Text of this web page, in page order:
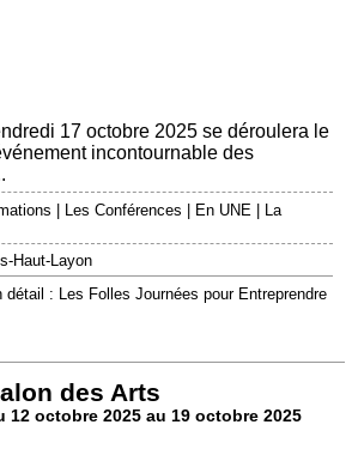
17 octobre 2025 se déroulera le
incontournable des
| Les Conférences | En UNE | La
Haut-Layon
détail : Les Folles Journées pour Entreprendre
des Arts
12 octobre 2025 au 19 octobre 2025